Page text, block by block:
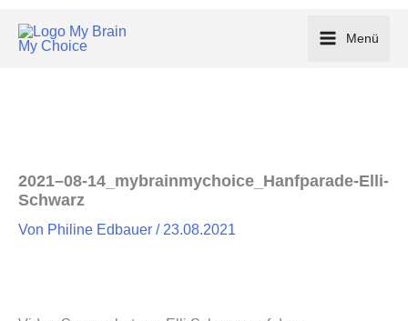
Inhalt
Menü
2021–08-14_mybrainmychoice_Hanfparade-Elli-
Schwarz
Von Philine Edbauer / 23.08.2021